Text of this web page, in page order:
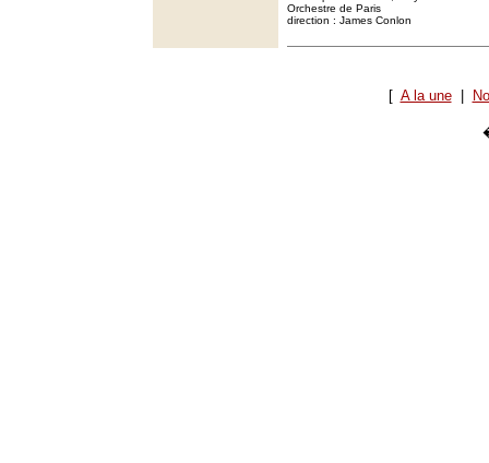
Orchestre de Paris
direction : James Conlon
[ A la une|